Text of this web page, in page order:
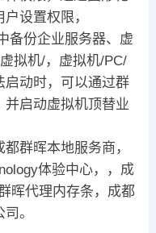
设置权限，
备份企业服务器、虚
拟机/，虚拟机/PC/
启动时，可以通过群
并启动虚拟机顶替业
群晖本地服务商，
体验中心，，成
晖代理内存条，成都
。